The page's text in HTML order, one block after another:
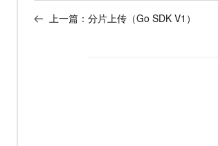
上一篇： 分片上传（Go SDK V1）